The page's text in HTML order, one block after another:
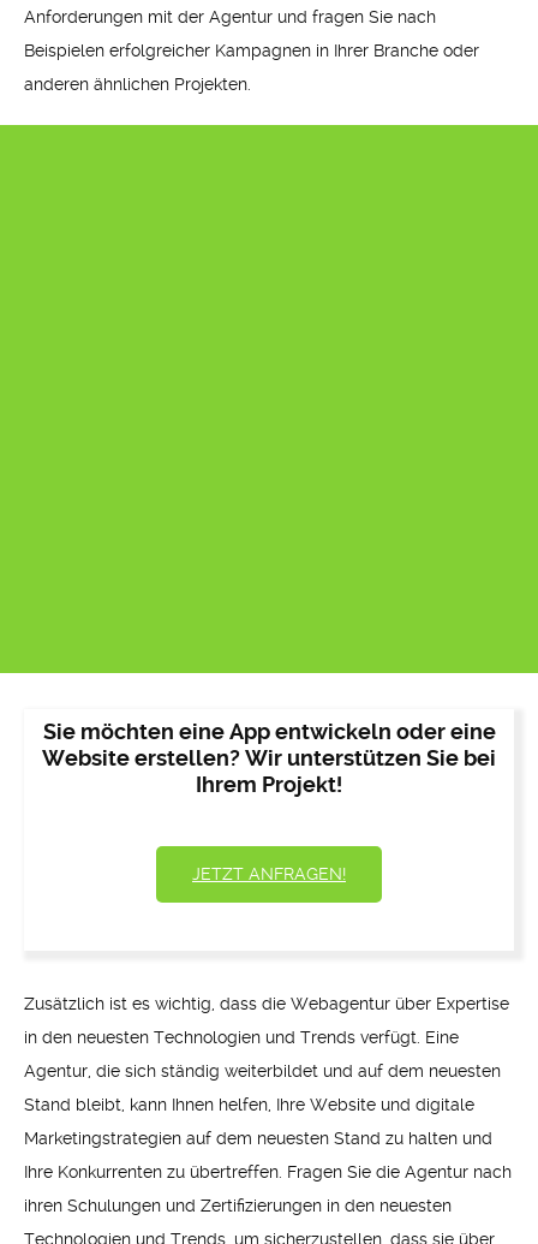
Anforderungen mit der Agentur und fragen Sie nach
Beispielen erfolgreicher Kampagnen in Ihrer Branche oder
anderen ähnlichen Projekten.
Sie möchten eine App entwickeln oder eine
Website erstellen? Wir unterstützen Sie bei
Ihrem Projekt!
JETZT ANFRAGEN!
Zusätzlich ist es wichtig, dass die Webagentur über Expertise
in den neuesten Technologien und Trends verfügt. Eine
Agentur, die sich ständig weiterbildet und auf dem neuesten
Stand bleibt, kann Ihnen helfen, Ihre Website und digitale
Marketingstrategien auf dem neuesten Stand zu halten und
Ihre Konkurrenten zu übertreffen. Fragen Sie die Agentur nach
ihren Schulungen und Zertifizierungen in den neuesten
Technologien und Trends, um sicherzustellen, dass sie über